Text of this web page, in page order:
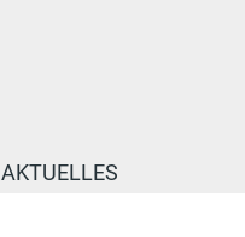
AKTUELLES